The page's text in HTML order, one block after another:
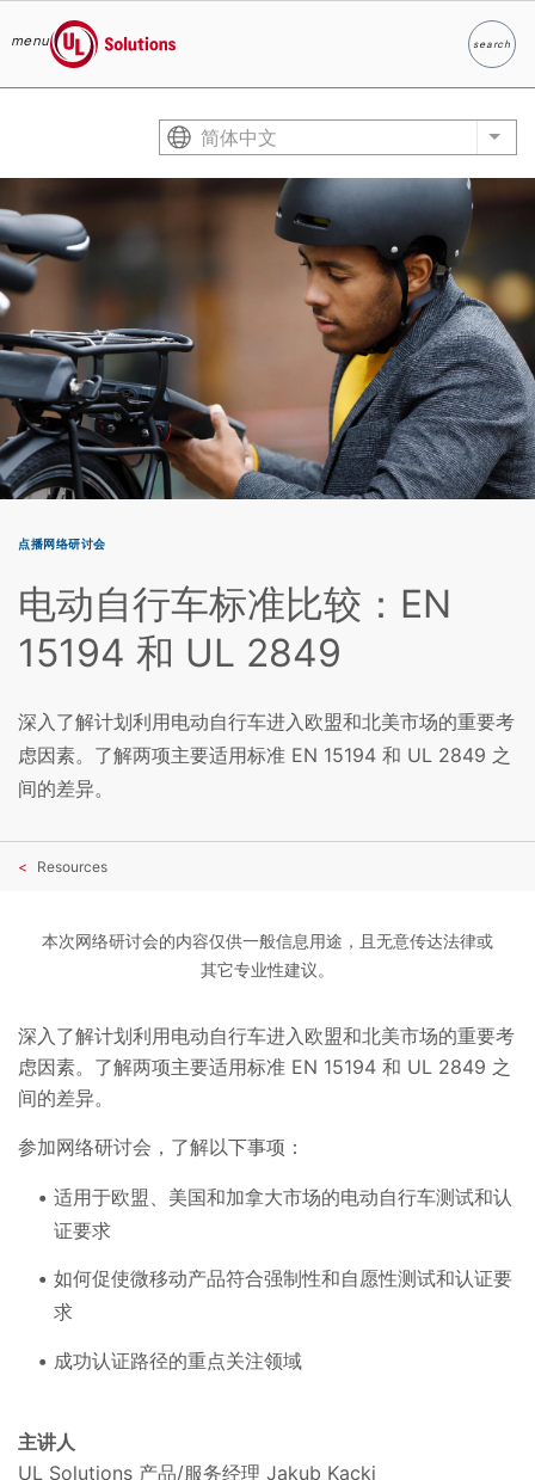
menu
UL Solutions
searchSearch
简体中文 List
点播网络研讨会
电动自行车标准比较：EN
15194 和 UL 2849
深入了解计划利用电动自行车进入欧盟和北美市场的重要考
虑因素。了解两项主要适用标准 EN 15194 和 UL 2849 之
间的差异。
Resources
本次网络研讨会的内容仅供一般信息用途，且无意传达法律或
其它专业性建议。
深入了解计划利用电动自行车进入欧盟和北美市场的重要考
虑因素。了解两项主要适用标准 EN 15194 和 UL 2849 之
间的差异。
参加网络研讨会，了解以下事项：
适用于欧盟、美国和加拿大市场的电动自行车测试和认
证要求
如何促使微移动产品符合强制性和自愿性测试和认证要
求
成功认证路径的重点关注领域
主讲人
UL Solutions 产品/服务经理 Jakub Kacki